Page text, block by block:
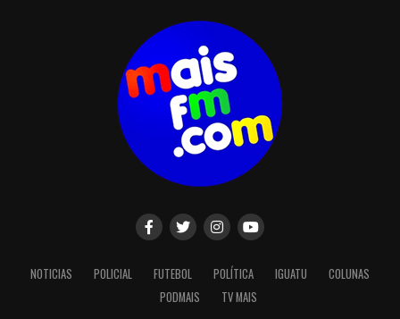
NOTICIAS POLICIAL FUTEBOL POLÍTICA IGUATU
COLUNAS
PODMAIS
TV MAIS